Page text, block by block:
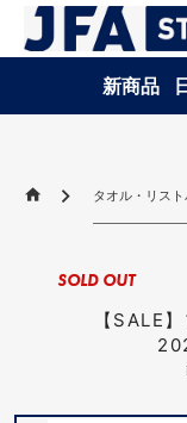
新商品
タオル・リス
【SALE
SOLD OUT